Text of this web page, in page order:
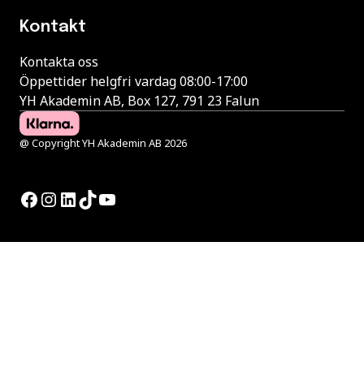
Kontakt
Kontakta oss
Öppettider helgfri vardag 08:00-17:00
YH Akademin AB, Box 127, 791 23 Falun
@ Copyright YH Akademin AB 2026
Facebook
Instagram
LinkedIn
TikTok
YouTube